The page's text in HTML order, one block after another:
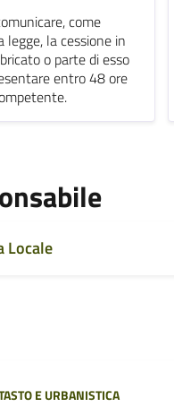
come
legge, la cessione in
o parte di esso
entro 48 ore
Locale
E URBANISTICA